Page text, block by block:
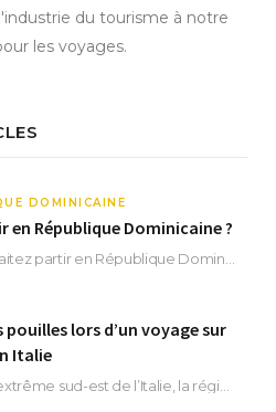
du tourisme à notre
les voyages.
DOMINICAINE
en République Dominicaine ?
pouilles lors d’un voyage sur
Italie